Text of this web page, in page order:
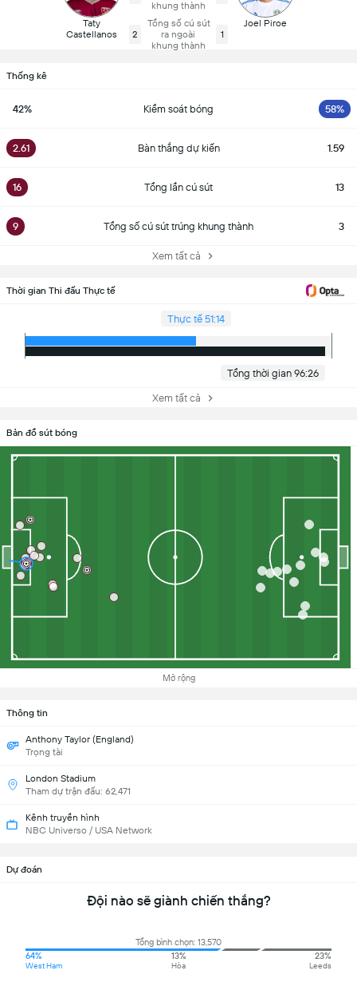
Taty
Castellanos
khung thành
2
Tổng số cú sút
ra ngoài
khung thành
1
Joel Piroe
Thống kê
42% Kiểm soát bóng 58%
2.61 Bàn thắng dự kiến 1.59
16 Tổng lần cú sút 13
9 Tổng số cú sút trúng khung thành 3
Xem tất cả
Thời gian Thi đấu Thực tế
Thực tế 51:14
Tổng thời gian 96:26
Xem tất cả
Bản đồ sút bóng
Mở rộng
Thông tin
Anthony Taylor (England)
Trọng tài
London Stadium
Tham dự trận đấu: 62,471
Kênh truyền hình
NBC Universo / USA Network
Dự đoán
Đội nào sẽ giành chiến thắng?
Tổng bình chọn: 13,570
64%
West Ham
13%
Hòa
23%
Leeds